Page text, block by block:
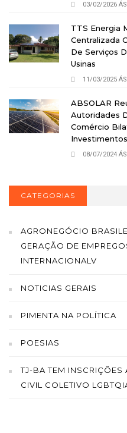
03/02/2026
TTS Energia
Centralizada
De Serviços
Usinas
11/03/2025
ABSOLAR
Autoridades
Comércio
08/07/2024
CATEGORIAS
AGRONEGÓCIO
GERAÇÃO DE
INTERNACIONALV
NOTICIAS GERAIS
PIMENTA NA POLÍTICA
POESIAS
TJ-BA TEM INSCRIÇÕES
CIVIL COLETIVO